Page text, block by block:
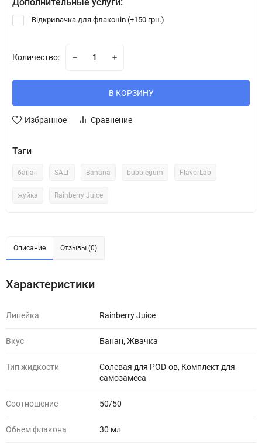
Відкривачка для флаконів (+150 грн.)
Количество:
В КОРЗИНУ
Избранное Сравнение
Тэги
банан SALT Banana bubblegum FlavorLab
жуйка Rainberry Juice
Описание Отзывы (0)
Характеристики
Линейка Rainberry Juice
Вкус Банан, Жвачка
Тип жидкости
Солевая для POD-ов, Комплект для
самозамеса
Соотношение 50/50
Обьем флакона 30 мл